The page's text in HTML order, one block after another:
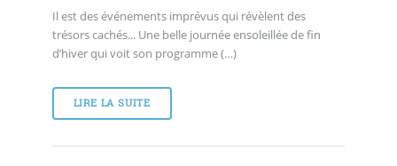
Il est des événements imprévus qui révèlent des
trésors cachés... Une belle journée ensoleillée de fin
d’hiver qui voit son programme (…)
LIRE LA SUITE